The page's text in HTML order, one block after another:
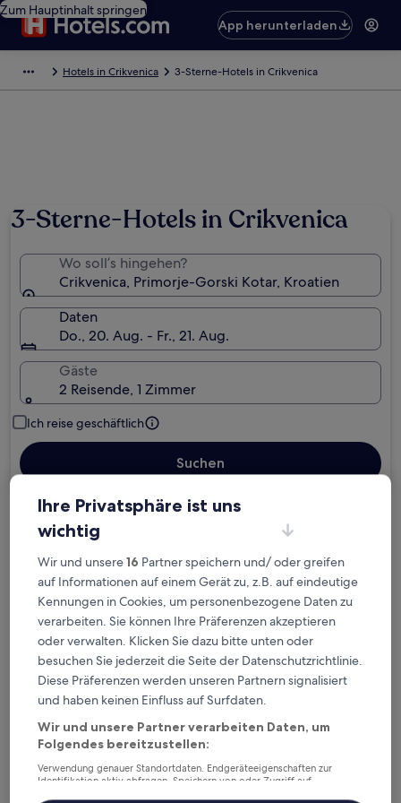
Zum Hauptinhalt springen
App herunterladen
Hotels in Crikvenica 3-Sterne-Hotels in Crikvenica
3-Sterne-Hotels in Crikvenica
Wo soll’s hingehen?
Crikvenica, Primorje-Gorski Kotar, Kroatien
Daten
Do., 20. Aug. - Fr., 21. Aug.
Gäste
2 Reisende, 1 Zimmer
Ich reise geschäftlich
Suchen
Kostenlose Stornierung bei
Planänderungen
Verdiene Prämien für jede
wahrgenommene Übernachtung
Mehr sparen mit Preisen für Mitglieder
Überprüfe die Preise für diese Daten
Heute
6. Aug. - 7. Aug.
Morgen
7. Aug. - 8. Aug.
Ihre Privatsphäre ist uns
wichtig
Wir und unsere16 Partner speichern und/ oder greifen
auf Informationen auf einem Gerät zu, z.B. auf eindeutige
Kennungen in Cookies, um personenbezogene Daten zu
verarbeiten. Sie können Ihre Präferenzen akzeptieren
oder verwalten. Klicken Sie dazu bitte unten oder
besuchen Sie jederzeit die Seite der Datenschutzrichtlinie.
Diese Präferenzen werden unseren Partnern signalisiert
und haben keinen Einfluss auf Surfdaten.
Wir und unsere Partner verarbeiten Daten, um
Folgendes bereitzustellen:
Verwendung genauer Standortdaten. Endgeräteeigenschaften zur
Identifikation aktiv abfragen. Speichern von oder Zugriff auf